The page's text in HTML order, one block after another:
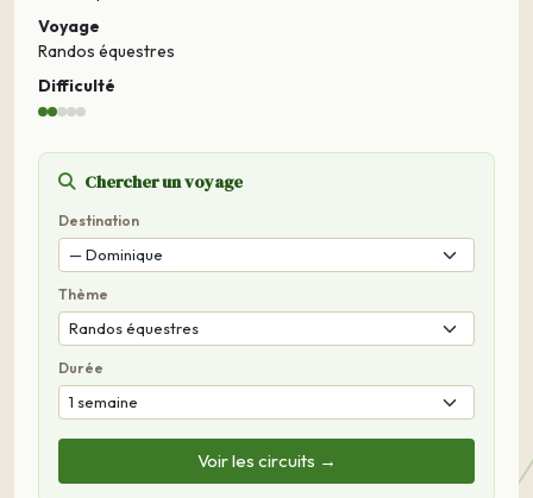
Voyage
Randos équestres
Difficulté
Chercher un voyage
Destination
Thème
Durée
Voir les circuits →